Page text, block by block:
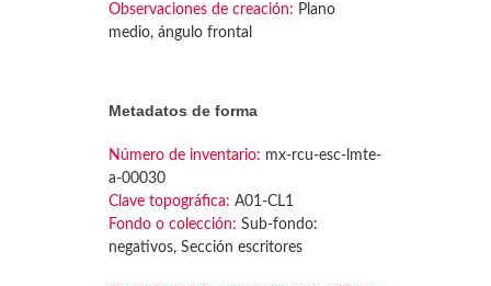
Observaciones de creación: Plano
medio, ángulo frontal
Metadatos de forma
Número de inventario: mx-rcu-esc-lmte-
a-00030
Clave topográfica: A01-CL1
Fondo o colección: Sub-fondo:
negativos, Sección escritores